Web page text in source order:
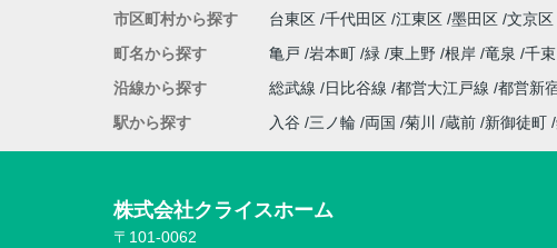
市区町村から探す 台東区 千代田区 江東区 墨田区 文京区
町名から探す
亀戸 岩本町 緑 東上野 根岸 竜泉 千束
沿線から探す
総武線 日比谷線 都営大江戸線 都営新
駅から探す
入谷 三ノ輪 両国 菊川 蔵前 新御徒町
株式会社クライスホーム
〒101-0062